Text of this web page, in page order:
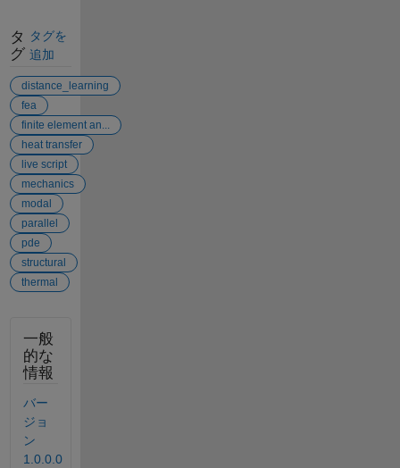
タ
グ
タグを
追加
distance_learning
fea
finite element an...
heat transfer
live script
mechanics
modal
parallel
pde
structural
thermal
一般
的な
情報
バー
ジョ
ン
1.0.0.0